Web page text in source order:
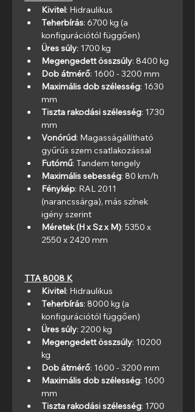
Kivitel: Hidraulikus
Teherbírás: 6700 kg (a
konfigurációtól függően)
Üres súly: 1700 kg
Megengedett összsúly: 8400 kg
Dob átmérő: 1600 - 3200 mm
Maximális dob szélesség: 1630
mm
Tiszta rakodási szélesség: 1730
mm
Vonórúd: Magasságállítható
gyűrűs szem csatlakozással
Futómű: Tandem tengely
Maximális sebesség: 80 km/h
Fénykép: RAL 2011
(narancssárga), más színek
igény szerint
Méretek (H x Sz x M): 5350 x
2550 x 2420 mm
TTA 8008 K
Kivitel: Hidraulikus
Teherbírás: 8000 kg (a
konfigurációtól függően)
Üres súly: 2200 kg
Megengedett összsúly: 10200
kg
Dob átmérő: 1600 - 3200 mm
Maximális dob szélesség: 1600
mm
Tiszta rakodási szélesség: 1700